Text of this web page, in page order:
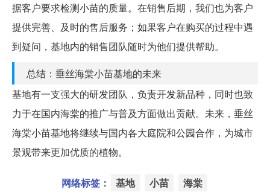
据客户要求检测小苗的质量。在销售后期，我们也为客户
提供完善、及时的售后服务；如果客户在购买的过程中遇
到疑问，基地内的销售团队随时为他们提供帮助。
总结：垂丝海棠小苗基地的未来
基地有一支强大的研发团队，负责开发新品种，同时也致
力于在国内海棠的推广与普及方面做出贡献。未来，垂丝
海棠小苗基地将继续与国内各大庭院和公园合作，为城市
景观带来更加优质的植物。
网络标签： 基地 小苗 海棠